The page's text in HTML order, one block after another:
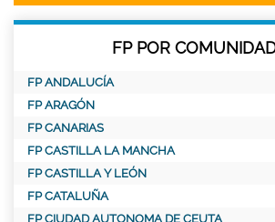
FP POR
FP ANDALUCÍA
FP ARAGÓN
FP CANARIAS
FP CASTILLA LA MANCHA
FP CASTILLA Y LEÓN
FP CATALUÑA
FP CIUDAD AUTONOMA DE CEUTA